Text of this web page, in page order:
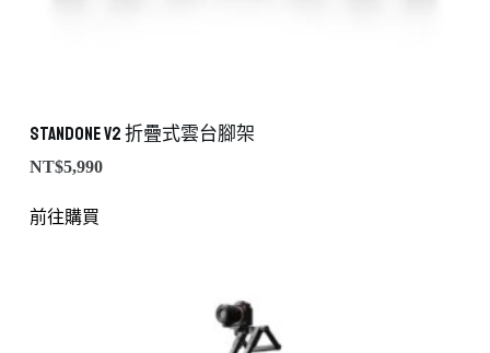
StandONE v2 折疊式雲台腳架
NT$5,990
前往購買